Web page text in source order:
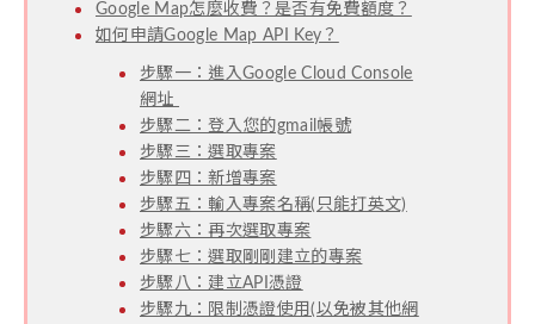
Google Map怎麼收費？是否有免費額度？
如何申請Google Map API Key？
步驟一：進入Google Cloud Console
網址
步驟二：登入您的gmail帳號
步驟三：選取專案
步驟四：新增專案
步驟五：輸入專案名稱(只能打英文)
步驟六：再次選取專案
步驟七：選取剛剛建立的專案
步驟八：建立API憑證
步驟九：限制憑證使用(以免被其他網